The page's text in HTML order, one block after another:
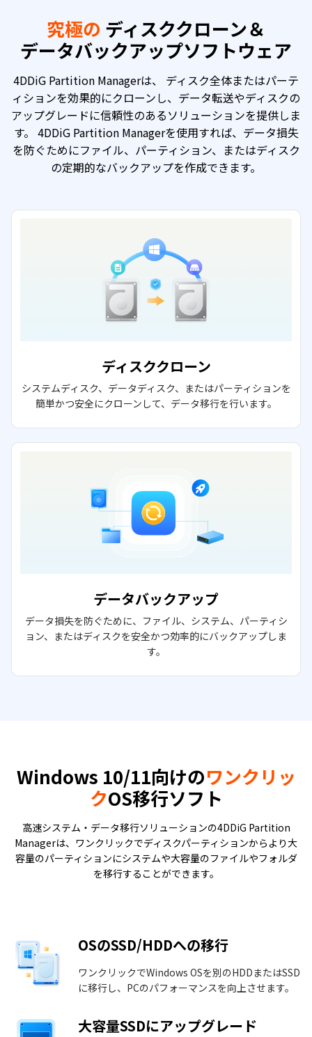
究極の ディスククローン＆
データバックアップソフトウェア
4DDiG Partition Managerは、 ディスク全体またはパーテ
ィションを効果的にクローンし、データ転送やディスクの
アップグレードに信頼性のあるソリューションを提供しま
す。 4DDiG Partition Managerを使用すれば、データ損失
を防ぐためにファイル、パーティション、またはディスク
の定期的なバックアップを作成できます。
ディスククローン
システムディスク、データディスク、またはパーティションを
簡単かつ安全にクローンして、データ移行を行います。
データバックアップ
データ損失を防ぐために、ファイル、システム、パーティシ
ョン、またはディスクを安全かつ効率的にバックアップしま
す。
Windows 10/11向けのワンクリッ
クOS移行ソフト
高速システム・データ移行ソリューションの4DDiG Partition
Managerは、ワンクリックでディスクパーティションからより大
容量のパーティションにシステムや大容量のファイルやフォルダ
を移行することができます。
OSのSSD/HDDへの移行
ワンクリックでWindows OSを別のHDDまたはSSD
に移行し、PCのパフォーマンスを向上させます。
大容量SSDにアップグレード